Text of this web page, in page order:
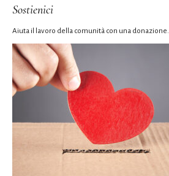
Sostienici
Aiuta il lavoro della comunità con una donazione.